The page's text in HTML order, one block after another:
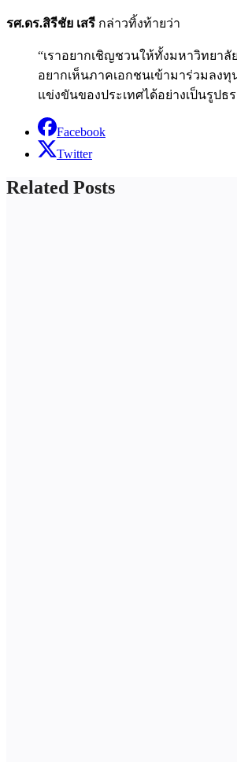
รศ.ดร.สิรีชัย เสรี กล่าวทิ้งท้ายว่า
“เราอยากเชิญชวนให้ทั้งมหาวิทยา
อยากเห็นภาคเอกชนเข้ามาร่วมลง
แข่งขันของประเทศได้อย่างเป็นรูปธ
Facebook
Twitter
Related Posts